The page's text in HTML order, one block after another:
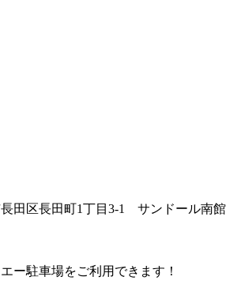
田区長田町1丁目3-1 サンドール南館
ー駐車場をご利用できます！